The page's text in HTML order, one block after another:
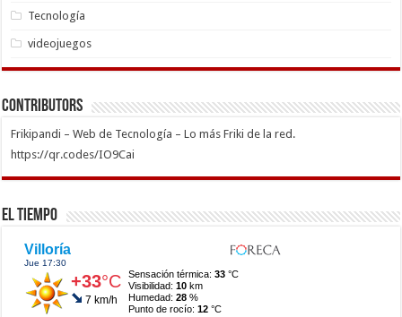
Tecnología
videojuegos
Contributors
Frikipandi – Web de Tecnología – Lo más Friki de la red.
https://qr.codes/IO9Cai
El Tiempo